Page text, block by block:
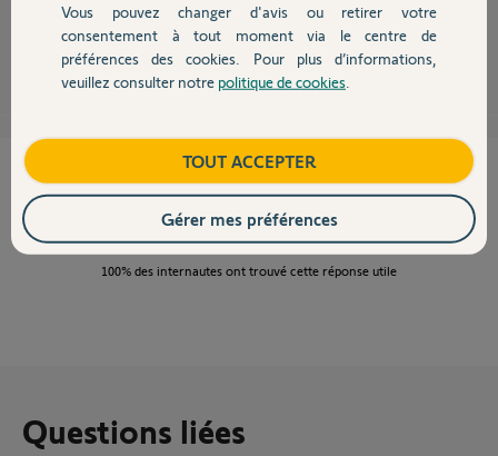
Devis avec un pro
Contact
Anonyme
Cette réponse vous a-t-elle aidé ?
NON OUI
100% des internautes ont trouvé cette réponse utile
Questions liées
Vous pouvez changer d'avis ou retirer votre
consentement à tout moment via le centre de
préférences des cookies. Pour plus d’informations,
veuillez consulter notre politique de cookies
TOUT ACCEPTER
Gérer mes préférences